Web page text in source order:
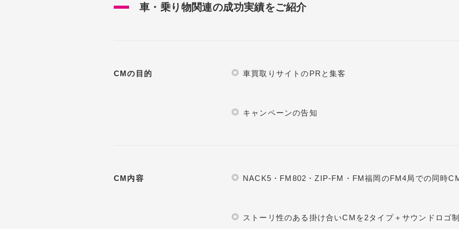
車・乗り物関連の成功実績をご紹介
CMの目的 車買取りサイトのPRと集客
キャンペーンの告知
CM内容 NACK5・FM802・ZIP-FM・FM福岡のFM4局での同時
ストーリ性のある掛け合いCMを2タイプ＋サウンドロゴ